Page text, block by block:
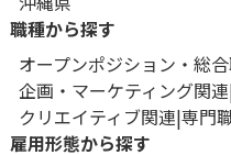
職種から探す
オープンポジション・総
企画・マーケティング関連
クリエイティブ関連 専門
雇用形態から探す